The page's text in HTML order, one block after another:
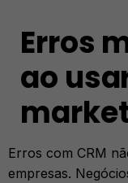
Erros
ao
Erros com CRM
empresas.